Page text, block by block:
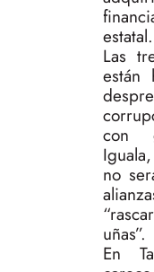
estatal.
Las
están
con
no
uñas”.
En